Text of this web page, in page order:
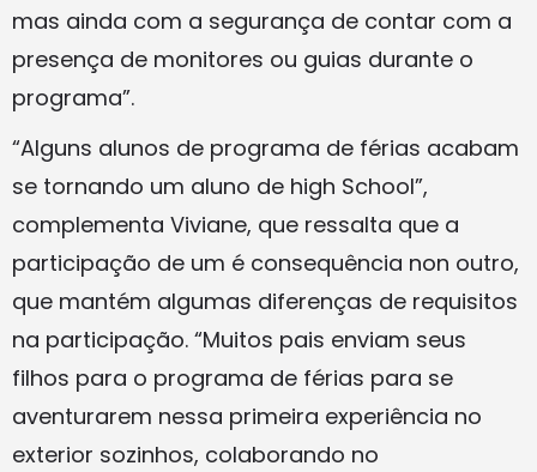
mas ainda com a segurança de contar com a
presença de monitores ou guias durante o
programa”.
“Alguns alunos de programa de férias acabam
se tornando um aluno de high School”,
complementa Viviane, que ressalta que a
participação de um é consequência non outro,
que mantém algumas diferenças de requisitos
na participação. “Muitos pais enviam seus
filhos para o programa de férias para se
aventurarem nessa primeira experiência no
exterior sozinhos, colaborando no